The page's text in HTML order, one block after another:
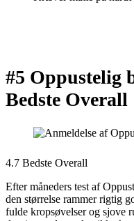
#5 Oppustelig
Bedste Overall
4.7 Bedste Overall
Efter måneders test af
den størrelse rammer rigtig
fulde kropsøvelser og sjove